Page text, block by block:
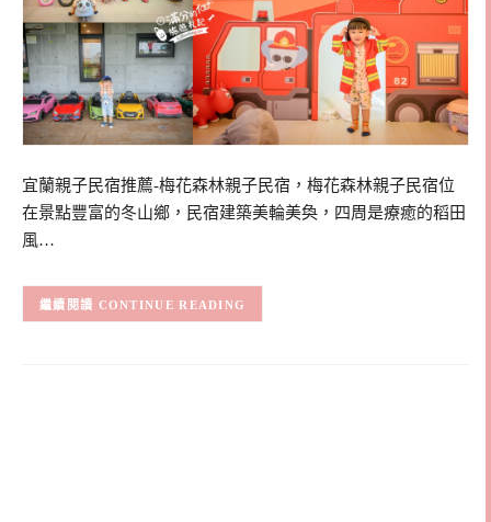
宜蘭親子民宿推薦-梅花森林親子民宿，梅花森林親子民宿位
在景點豐富的冬山鄉，民宿建築美輪美奐，四周是療癒的稻田
風…
CONTINUE READING